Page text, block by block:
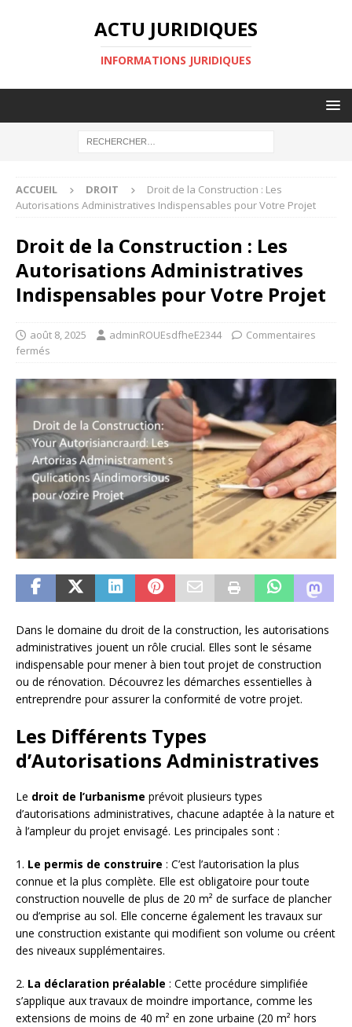
ACTU JURIDIQUES
INFORMATIONS JURIDIQUES
ACCUEIL DROIT
Droit de la Construction : Les
Autorisations Administratives Indispensables pour Votre Projet
Droit de la Construction : Les
Autorisations Administratives
Indispensables pour Votre Projet
août 8, 2025 adminROUEsdfheE2344
Commentaires
fermés
Dans le domaine du droit de la construction, les autorisations
administratives jouent un rôle crucial. Elles sont le sésame
indispensable pour mener à bien tout projet de construction
ou de rénovation. Découvrez les démarches essentielles à
entreprendre pour assurer la conformité de votre projet.
Les Différents Types
d’Autorisations Administratives
Le droit de l’urbanisme prévoit plusieurs types
d’autorisations administratives, chacune adaptée à la nature et
à l’ampleur du projet envisagé. Les principales sont :
1. Le permis de construire : C’est l’autorisation la plus
connue et la plus complète. Elle est obligatoire pour toute
construction nouvelle de plus de 20 m² de surface de plancher
ou d’emprise au sol. Elle concerne également les travaux sur
une construction existante qui modifient son volume ou créent
des niveaux supplémentaires.
2. La déclaration préalable : Cette procédure simplifiée
s’applique aux travaux de moindre importance, comme les
extensions de moins de 40 m² en zone urbaine (20 m² hors